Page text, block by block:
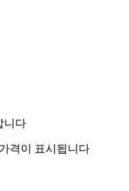
니다
격이 표시됩니다